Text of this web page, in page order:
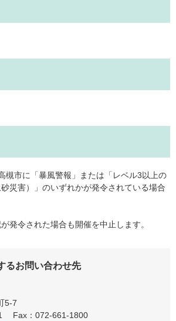
槻市に「暴風警報」または「レベル3以上の
災害）」のいずれかが発令されている場合
発令された場合も開催を中止します。
るお問い合わせ先
5-7
Fax：072-661-1800